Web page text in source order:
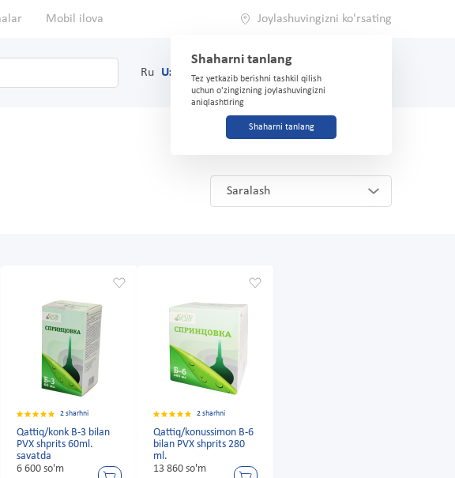
Mobil ilova Joylashuvingizni ko'rsating
Shaharni tanlang
Tez yetkazib berishni tashkil qilish
uchun o'zingizning joylashuvingizni
aniqlashtiring
Shaharni tanlang
Ru Uz (71) 200-03-03
Saralash
2 sharhni
Qattiq/konk B-3 bilan
PVX shprits 60ml.
savatda
6 600 so'm
2 sharhni
Qattiq/konussimon B-6
bilan PVX shprits 280
ml.
13 860 so'm